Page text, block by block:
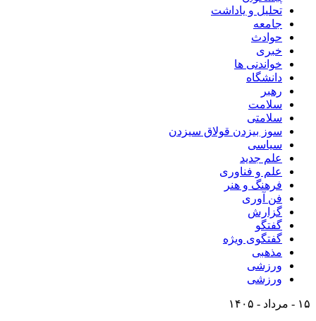
تحلیل و یاداشت
جامعه
حوادث
خبری
خواندنی ها
دانشگاه
رهبر
سلامت
سلامتی
سوز بیزدن قولاق سیزدن
سیاسی
علم جدید
علم و فناوری
فرهنگ و هنر
فن آوری
گزارش
گفتگو
گفتگوی ویژه
مذهبی
ورزشی
ورزشی
۱۵ - مرداد - ۱۴۰۵